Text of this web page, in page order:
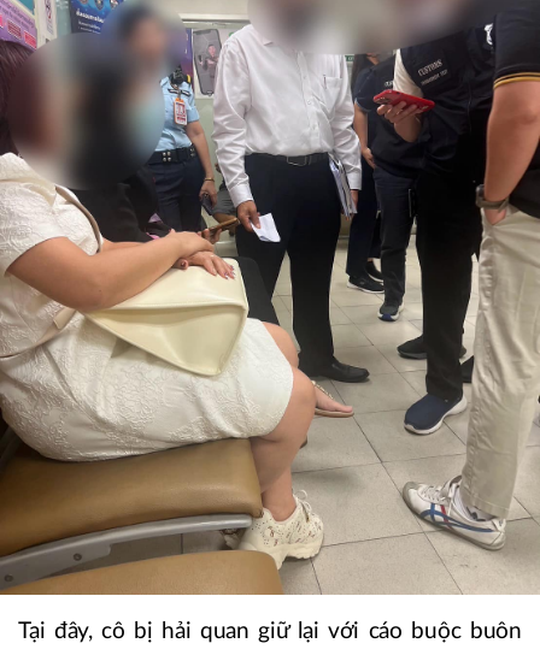
Tại đây, cô bị hải quan giữ lại với cáo buộc buôn